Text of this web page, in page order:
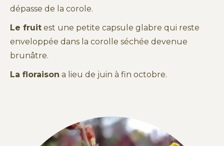
dépasse de la corole.
Le fruit est une petite capsule glabre qui reste
enveloppée dans la corolle séchée devenue
brunâtre.
La floraison a lieu de juin à fin octobre.